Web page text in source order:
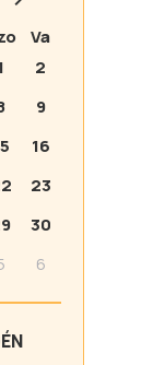
Va
2
9
16
23
30
6